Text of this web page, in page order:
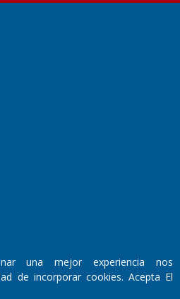
una mejor experiencia nos
de incorporar cookies. Acepta El